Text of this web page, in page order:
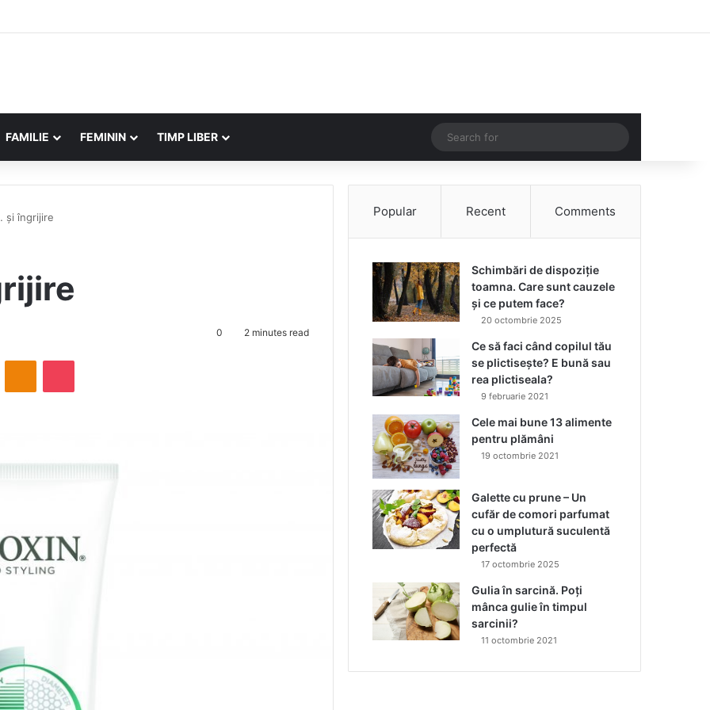
FAMILIE FEMININ TIMP LIBER Random Article
for
și îngrijire
0 2 minutes read
Popular Recent Comments
Schimbări de dispoziție
toamna. Care sunt cauzele
și ce putem face?
20 octombrie 2025
Ce să faci când copilul tău
se plictisește? E bună sau
rea plictiseala?
9 februarie 2021
Cele mai bune 13 alimente
pentru plămâni
19 octombrie 2021
Galette cu prune – Un
cufăr de comori parfumat
cu o umplutură suculentă
perfectă
17 octombrie 2025
Gulia în sarcină. Poți
mânca gulie în timpul
sarcinii?
11 octombrie 2021